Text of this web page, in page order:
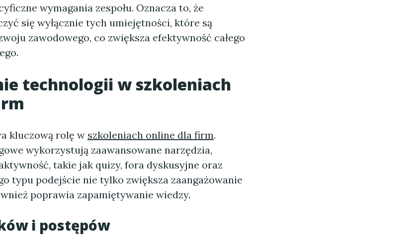
wymagania zespołu. Oznacza to, że
się wyłącznie tych umiejętności, które są
zawodowego, co zwiększa efektywność całego
technologii w szkoleniach
kluczową rolę w szkoleniach online dla firm.
wykorzystują zaawansowane narzędzia,
takie jak quizy, fora dyskusyjne oraz
typu podejście nie tylko zwiększa zaangażowanie
poprawia zapamiętywanie wiedzy.
i postępów